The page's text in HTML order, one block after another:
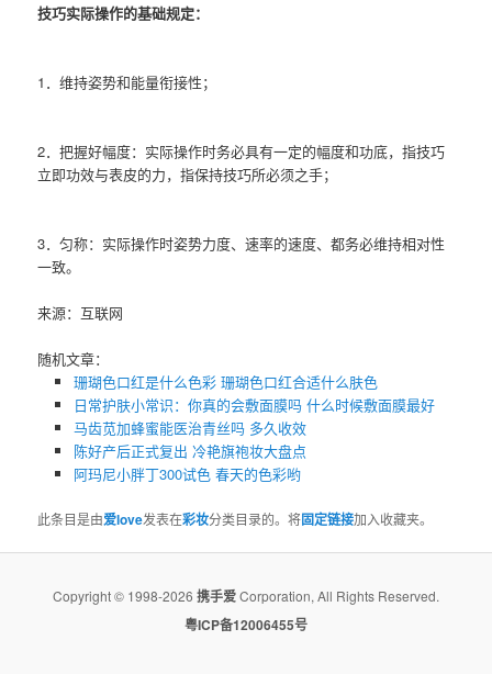
技巧实际操作的基础规定：
1．维持姿势和能量衔接性；
2．把握好幅度：实际操作时务必具有一定的幅度和功底，指技巧
立即功效与表皮的力，指保持技巧所必须之手；
3．匀称：实际操作时姿势力度、速率的速度、都务必维持相对性
一致。
来源：互联网
随机文章：
珊瑚色口红是什么色彩 珊瑚色口红合适什么肤色
日常护肤小常识：你真的会敷面膜吗 什么时候敷面膜最好
马齿苋加蜂蜜能医治青丝吗 多久收效
陈好产后正式复出 冷艳旗袍妆大盘点
阿玛尼小胖丁300试色 春天的色彩哟
此条目是由爱love发表在彩妆分类目录的。将固定链接加入收藏夹。
Copyright © 1998-2026 携手爱Corporation, All Rights Reserved.
粤ICP备12006455号